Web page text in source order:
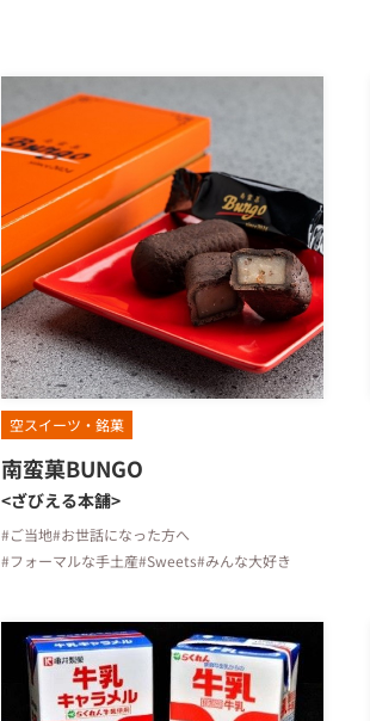
空スイーツ・銘菓
南蛮菓BUNGO
<ざびえる本舗>
#ご当地#お世話になった方へ
#フォーマルな手土産#Sweets#みんな大好き